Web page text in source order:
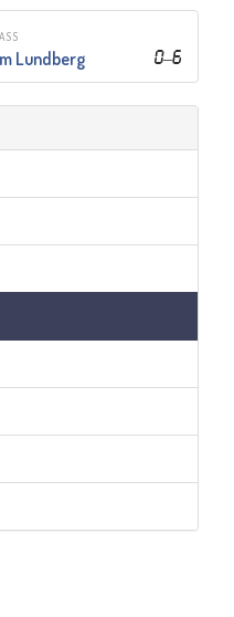
0–6
Lundberg